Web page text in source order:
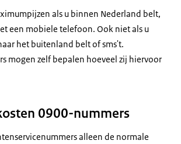
als u binnen Nederland belt,
een mobiele telefoon. Ook niet als u
het buitenland belt of sms't.
mogen zelf bepalen hoeveel zij hiervoor
0900-nummers
alleen de normale